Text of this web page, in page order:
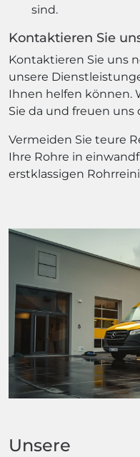
sind.
Kontaktieren Sie
Kontaktieren Sie uns
unsere
Ihnen helfen können.
Sie da und freuen uns
Vermeiden Sie teure
Ihre Rohre in
erstklassigen
Unsere